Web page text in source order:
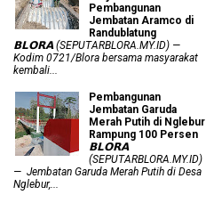
Pembangunan
Jembatan Aramco di
Randublatung
𝗕𝗟𝗢𝗥𝗔 (SEPUTARBLORA.MY.ID) —
Kodim 0721/Blora bersama masyarakat
kembali...
Pembangunan
Jembatan Garuda
Merah Putih di Nglebur
Rampung 100 Persen
𝗕𝗟𝗢𝗥𝗔
(SEPUTARBLORA.MY.ID)
— Jembatan Garuda Merah Putih di Desa
Nglebur,...